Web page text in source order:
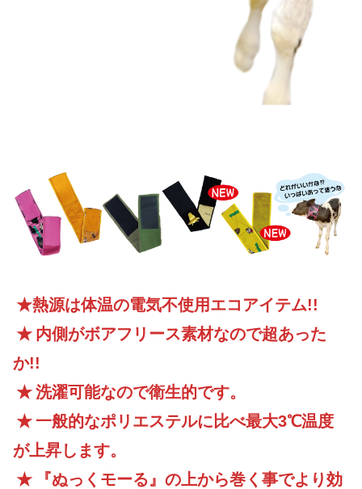
★熱源は体温の電気不使用エコアイテム!!
★ 内側がボアフリース素材なので超あった
か!!
★洗濯可能なので衛生的です。
★ 一般的なポリエステルに比べ最大3℃温度
が上昇します。
★
『ぬっくモーる』の上から巻く事でより効